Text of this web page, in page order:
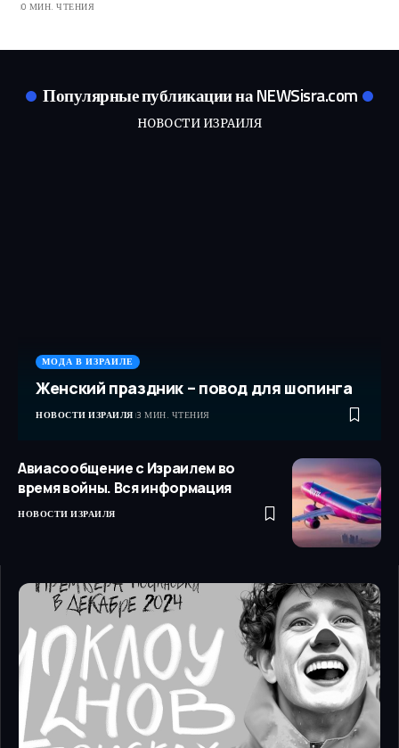
0 МИН. ЧТЕНИЯ
Популярные публикации на NEWSisra.com
НОВОСТИ ИЗРАИЛЯ
МОДА В ИЗРАИЛЕ
Женский праздник – повод для шопинга
НОВОСТИ ИЗРАИЛЯ 3 МИН. ЧТЕНИЯ
Авиасообщение с Израилем во
время войны. Вся информация
НОВОСТИ ИЗРАИЛЯ